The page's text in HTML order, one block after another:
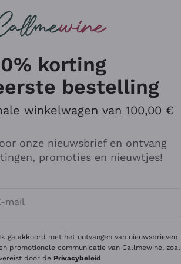
del Bosco
Gavi
korting
bestelling
winkelwagen van 100,00 €
onze nieuwsbrief en ontvang
promoties en nieuwtjes!
mail
toestemmingen om
Ik ga akkoord met het ontvangen van nieuwsbrieven
promotionele communicatie van Callmewine,
door de Privacybeleid